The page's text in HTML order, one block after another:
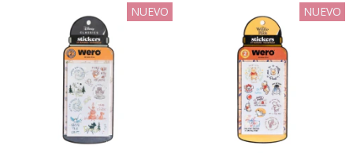
NUEVO NUEVO